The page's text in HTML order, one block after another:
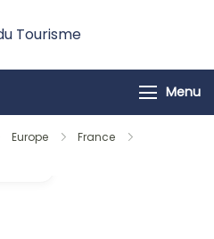
Tourisme
Menu
Europe
France